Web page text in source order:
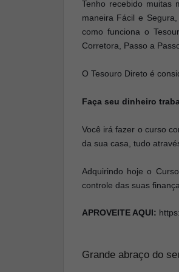
Tenho recebido muitas
maneira Fácil e
como funciona o
Corretora, Passo a
O Tesouro Direto é
Faça seu dinheiro
Você irá fazer o curso
da sua casa, tudo
Adquirindo hoje o
controle das suas
APROVEITE AQUI:
Grande abraço do